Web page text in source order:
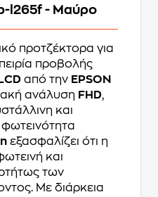
l265f - Μαύρο
προτζέκτορα για
προβολής
από την EPSON
ανάλυση FHD,
και
εξασφαλίζει ότι η
και
των
Με διάρκεια